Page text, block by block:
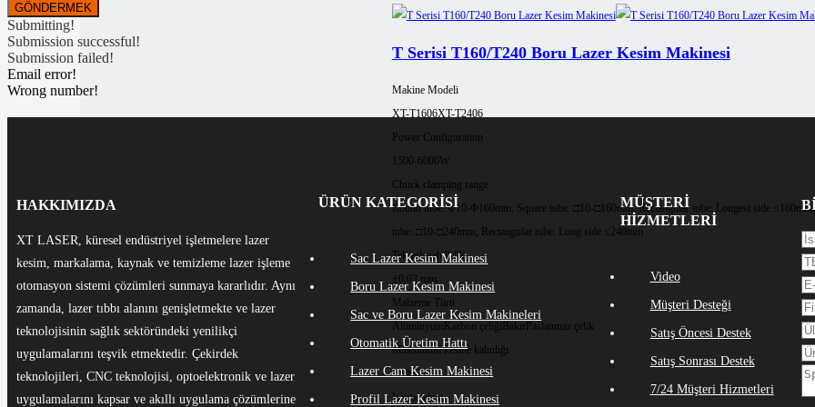
T Serisi T160/T240 Boru Lazer Kesim Makinesi
Makine Modeli
XT-T1606XT-T2406
Power Configuration
1500-6000W
Chuck clamping range
Round tube: Φ10-Φ160mm, Square tube: □10-□160mm, Rectangular tube: Longest side ≤160mm
tube: □10-□240mm, Rectangular tube: Long side ≤240mm
Tekrarlanabilirlik
±0,03 mm
Malzeme Türü
Alüminyum Karbon çeliği BakırPaslanmaz çelik
Maksimum kesme kalınlığı
≤30mm
İşleme alanı
Submitting!
Submission successful!
Submission failed!
Email error!
Wrong number!
HAKKIMIZDA
XT LASER, küresel endüstriyel işletmelere lazer
kesim, markalama, kaynak ve temizleme lazer işleme
otomasyon sistemi çözümleri sunmaya kararlıdır. Aynı
zamanda, lazer tıbbı alanını genişletmekte ve lazer
teknolojisinin sağlık sektöründeki yenilikçi
uygulamalarını teşvik etmektedir. Çekirdek
teknolojileri, CNC teknolojisi, optoelektronik ve lazer
uygulamalarını kapsar ve akıllı uygulama çözümlerine
ÜRÜN KATEGORISI
Sac Lazer Kesim Makinesi
Boru Lazer Kesim Makinesi
Sac ve Boru Lazer Kesim Makineleri
Otomatik Üretim Hattı
Lazer Cam Kesim Makinesi
Profil Lazer Kesim Makinesi
MÜŞTERI
HIZMETLERI
Video
Müşteri Desteği
Satış Öncesi Destek
Satış Sonrası Destek
7/24 Müşteri Hizmetleri